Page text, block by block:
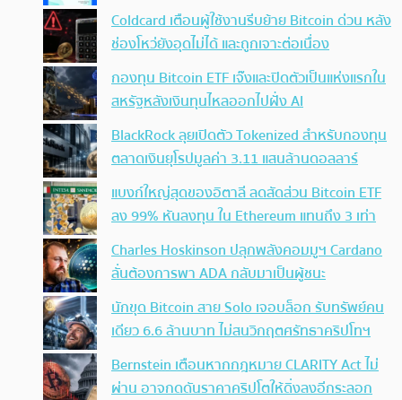
Coldcard เตือนผู้ใช้งานรีบย้าย Bitcoin ด่วน หลัง
ช่องโหว่ยังอุดไม่ได้ และถูกเจาะต่อเนื่อง
กองทุน Bitcoin ETF เจ๊งและปิดตัวเป็นแห่งแรกใน
สหรัฐหลังเงินทุนไหลออกไปฝั่ง AI
BlackRock ลุยเปิดตัว Tokenized สำหรับกองทุน
ตลาดเงินยุโรปมูลค่า 3.11 แสนล้านดอลลาร์
แบงก์ใหญ่สุดของอิตาลี ลดสัดส่วน Bitcoin ETF
ลง 99% หันลงทุน ใน Ethereum แทนถึง 3 เท่า
Charles Hoskinson ปลุกพลังคอมมูฯ Cardano
ลั่นต้องการพา ADA กลับมาเป็นผู้ชนะ
นักขุด Bitcoin สาย Solo เจอบล็อก รับทรัพย์คน
เดียว 6.6 ล้านบาท ไม่สนวิกฤตศรัทธาคริปโทฯ
Bernstein เตือนหากกฎหมาย CLARITY Act ไม่
ผ่าน อาจกดดันราคาคริปโตให้ดิ่งลงอีกระลอก